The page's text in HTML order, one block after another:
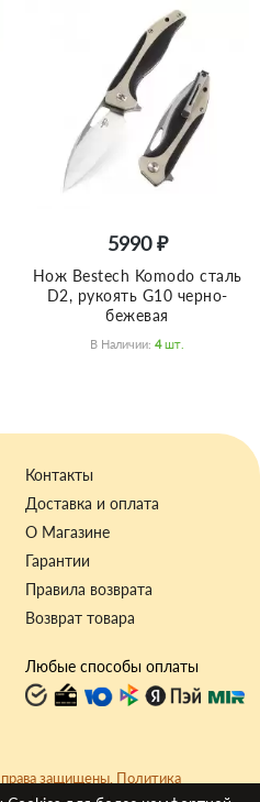
5990 ₽
Нож Bestech Komodo сталь
D2, рукоять G10 черно-
бежевая
В Наличии: 4 Шт.
Контакты
Доставка и оплата
О Магазине
Гарантии
Правила возврата
Возврат товара
Любые способы оплаты
защищены. Политика